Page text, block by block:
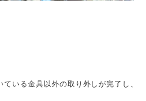
ている金具以外の取り外しが完了し、